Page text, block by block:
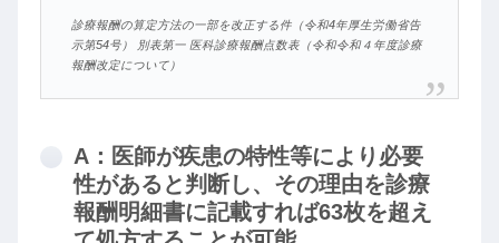
診療報酬の算定方法の一部を改正する件（令和4年厚生労働省告
示第54号） 別表第一 医科診療報酬点数表（令和令和４年度診療
報酬改定について）
A：医師が疾患の特性等により必要
性があると判断し、その理由を診療
報酬明細書に記載すれば63枚を超え